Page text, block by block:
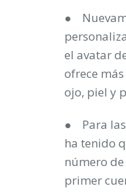
●
el avatar
ofrece
ojo, piel y
● Para las
ha tenido
número
primer